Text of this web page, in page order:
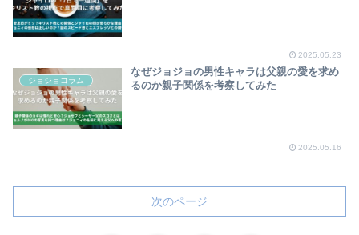
2025.05.23
ジョジョコラム
なぜジョジョの男性キャラは父親の愛を求め
るのか親子関係を考察してみた
2025.05.16
次のページ